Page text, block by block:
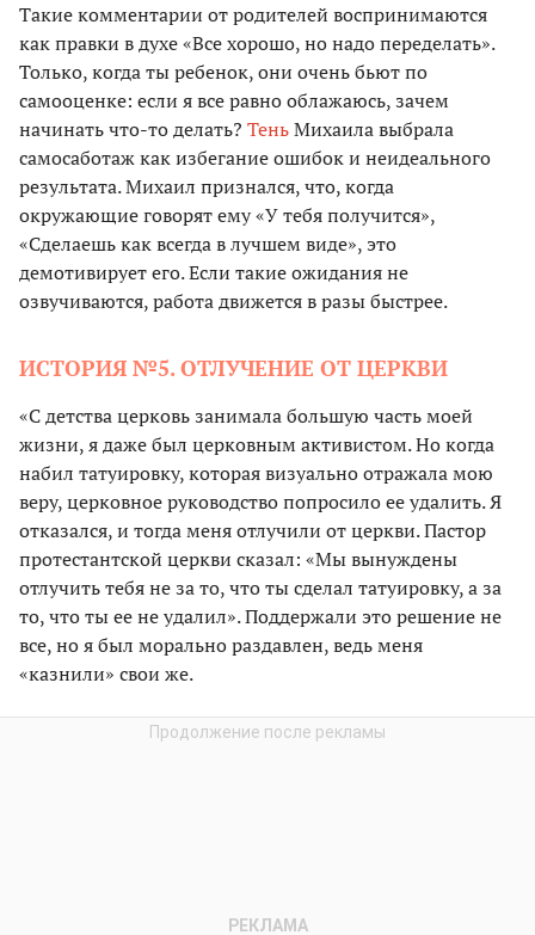
Такие комментарии от родителей воспринимаются
как правки в духе «Все хорошо, но надо переделать».
Только, когда ты ребенок, они очень бьют по
самооценке: если я все равно облажаюсь, зачем
начинать что-то делать? ТеньМихаила выбрала
самосаботаж как избегание ошибок и неидеального
результата. Михаил признался, что, когда
окружающие говорят ему «У тебя получится»,
«Сделаешь как всегда в лучшем виде», это
демотивирует его. Если такие ожидания не
озвучиваются, работа движется в разы быстрее.
ИСТОРИЯ №5. ОТЛУЧЕНИЕ ОТ ЦЕРКВИ
«С детства церковь занимала большую часть моей
жизни, я даже был церковным активистом. Но когда
набил татуировку, которая визуально отражала мою
веру, церковное руководство попросило ее удалить. Я
отказался, и тогда меня отлучили от церкви. Пастор
протестантской церкви сказал: «Мы вынуждены
отлучить тебя не за то, что ты сделал татуировку, а за
то, что ты ее не удалил». Поддержали это решение не
все, но я был морально раздавлен, ведь меня
«казнили» свои же.